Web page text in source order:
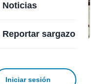
Noticias
Reportar sargazo
Iniciar sesión